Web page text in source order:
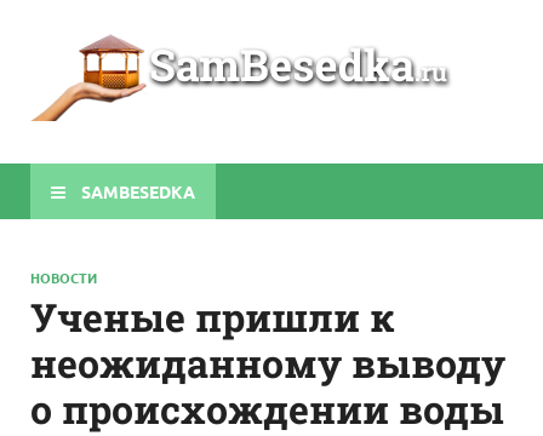
SAMBESEDKA
НОВОСТИ
Ученые пришли к
неожиданному выводу
о происхождении воды